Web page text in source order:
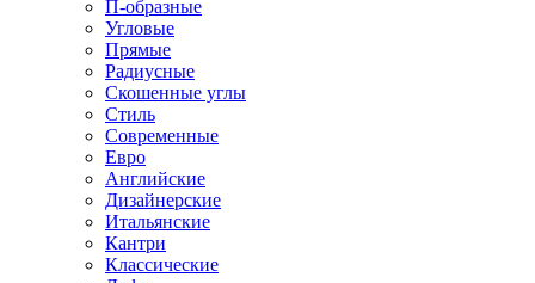
П-образные
Угловые
Прямые
Радиусные
Скошенные углы
Стиль
Современные
Евро
Английские
Дизайнерские
Итальянские
Кантри
Классические